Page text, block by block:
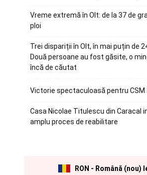
Vreme extremă în Olt: de la 37 de
ploi
Trei dispariții în Olt, în mai puțin de
Două persoane au fost găsite, o
încă de căutat
Victorie spectaculoasă pentru CSM
Casa Nicolae Titulescu din Caracal
amplu proces de reabilitare
RON - Română (nou)